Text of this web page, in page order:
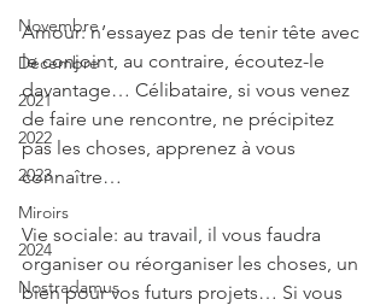
Novembre
Décembre
2021
2022
2023
Miroirs
2024
Nostradamus
Amour: n’essayez pas de tenir tête avec
le conjoint, au contraire, écoutez-le
davantage… Célibataire, si vous venez
de faire une rencontre, ne précipitez
pas les choses, apprenez à vous
connaître…
Vie sociale: au travail, il vous faudra
organiser ou réorganiser les choses, un
bien pour vos futurs projets… Si vous